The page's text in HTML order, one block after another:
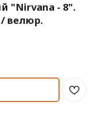
"Nirvana - 8".
велюр.